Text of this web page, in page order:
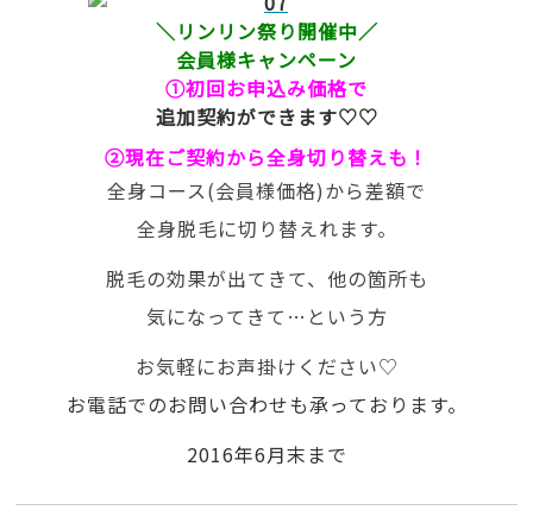
＼リンリン祭り開催中／
会員様キャンペーン
①初回お申込み価格で
追加契約ができます♡♡
②現在ご契約から全身切り替えも！
全身コース(会員様価格)から差額で
全身脱毛に切り替えれます。
脱毛の効果が出てきて、他の箇所も
気になってきて…という方
お気軽にお声掛けください♡
お電話でのお問い合わせも承っております。
2016年6月末まで